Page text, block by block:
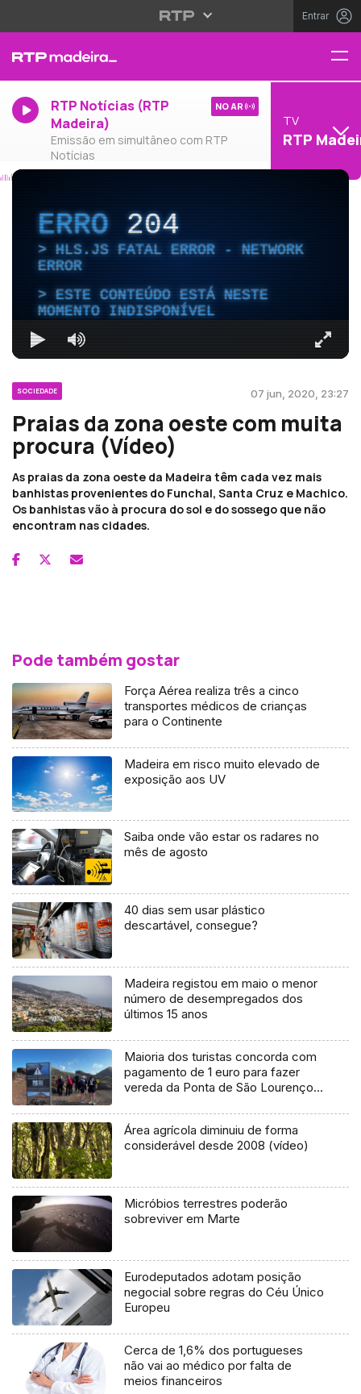
Entrar
RTP Notícias (RTP
Madeira)
Emissão em simultâneo com RTP
Notícias
NO AR
TV
RTP
ERRO204
HLS.JS FATAL ERROR - NETWORK
ERROR
ESTE CONTEÚDO ESTÁ NESTE
MOMENTO INDISPONÍVEL
SOCIEDADE 07 jun, 2020, 23:27
Praias da zona oeste com muita
procura (Vídeo)
As praias da zona oeste da Madeira têm cada vez mais
banhistas provenientes do Funchal, Santa Cruz e Machico.
Os banhistas vão à procura do sol e do sossego que não
encontram nas cidades.
Pode também gostar
Força Aérea realiza três a cinco
transportes médicos de crianças
para o Continente
Madeira em risco muito elevado de
exposição aos UV
Saiba onde vão estar os radares no
mês de agosto
40 dias sem usar plástico
descartável, consegue?
Madeira registou em maio o menor
número de desempregados dos
últimos 15 anos
Maioria dos turistas concorda com
pagamento de 1 euro para fazer
vereda da Ponta de São Lourenço
Área agrícola diminuiu de forma
considerável desde 2008 (vídeo)
Micróbios terrestres poderão
sobreviver em Marte
Eurodeputados adotam posição
negocial sobre regras do Céu Único
Europeu
Cerca de 1,6% dos portugueses
não vai ao médico por falta de
meios financeiros